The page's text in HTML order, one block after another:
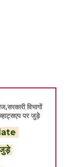
विभागों
पर जुड़े